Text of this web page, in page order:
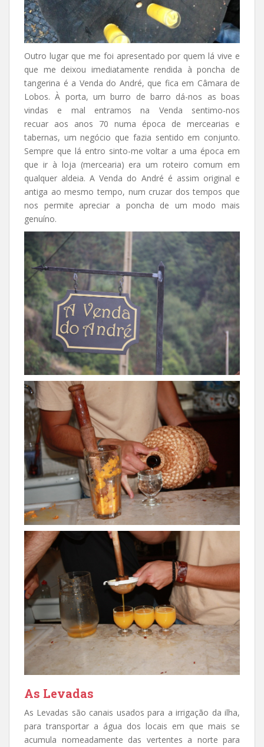
Outro lugar que me foi apresentado por quem lá vive e
que me deixou imediatamente rendida à poncha de
tangerina é a Venda do André, que fica em Câmara de
Lobos. À porta, um burro de barro dá-nos as boas
vindas e mal entramos na Venda sentimo-nos
recuar aos anos 70 numa época de mercearias e
tabernas, um negócio que fazia sentido em conjunto.
Sempre que lá entro sinto-me voltar a uma época em
que ir à loja (mercearia) era um roteiro comum em
qualquer aldeia. A Venda do André é assim original e
antiga ao mesmo tempo, num cruzar dos tempos que
nos permite apreciar a poncha de um modo mais
genuíno.
As Levadas
As Levadas são canais usados para a irrigação da ilha,
para transportar a água dos locais em que mais se
acumula nomeadamente das vertentes a norte para